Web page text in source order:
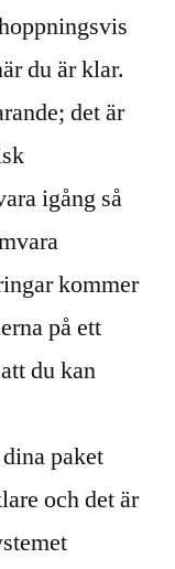
du är klar.
det är
igång så
kommer
på ett
du kan
paket
och det är